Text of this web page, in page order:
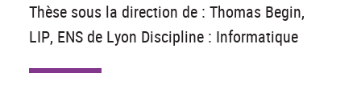
Thèse sous la direction de : Thomas Begin,
LIP, ENS de Lyon Discipline : Informatique